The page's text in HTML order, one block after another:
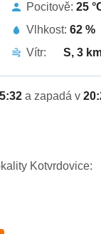
Pocitově: 25
Vlhkost: 62 %
Vítr:
S, 3
a zapadá v
Kotvrdovice: